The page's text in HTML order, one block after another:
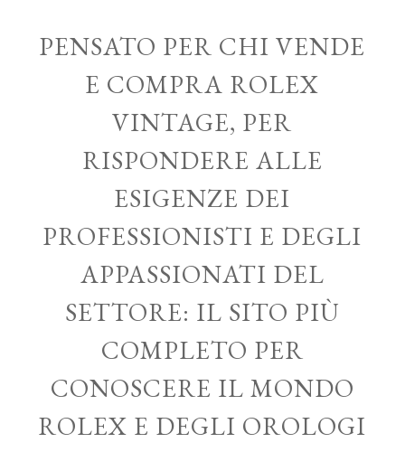
PENSATO PER CHI VENDE
E COMPRA ROLEX
VINTAGE, PER
RISPONDERE ALLE
ESIGENZE DEI
PROFESSIONISTI E DEGLI
APPASSIONATI DEL
SETTORE: IL SITO PIÙ
COMPLETO PER
CONOSCERE IL MONDO
ROLEX E DEGLI OROLOGI